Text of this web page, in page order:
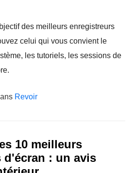
des meilleurs enregistreurs
celui qui vous convient le
les tutoriels, les sessions de
Revoir
10 meilleurs
d'écran : un avis